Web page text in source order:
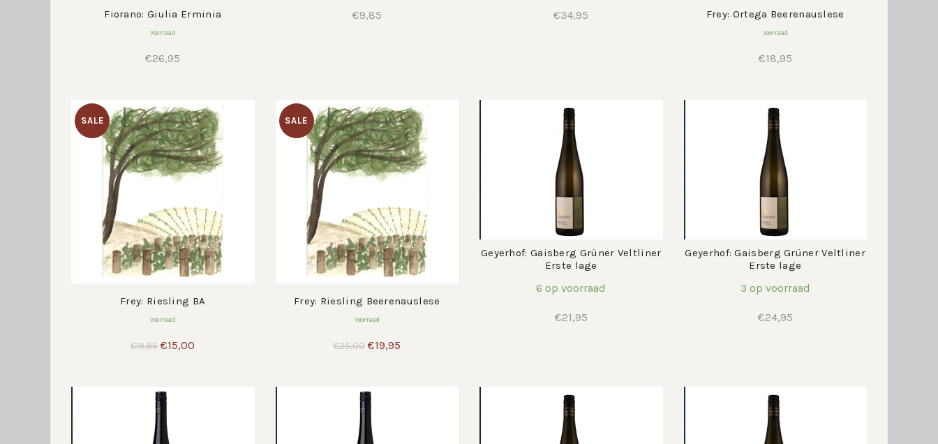
Fiorano: Giulia Erminia
Voorraad
€26,95
€9,85 €34,95 Frey: Ortega Beerenauslese
Voorraad
€18,95
SALE
Frey: Riesling BA
Voorraad
€19,95 Oorspronkelijke
€15,00
SALE
Frey: Riesling Beerenauslese
Voorraad
€25,00 Oorspronkelijke
€19,95Huidige
Geyerhof: Gaisberg Grüner Veltliner
Erste lage
6 op voorraad
€21,95
Geyerhof: Gaisberg Grüner Veltliner
Erste lage
3 op voorraad
€24,95